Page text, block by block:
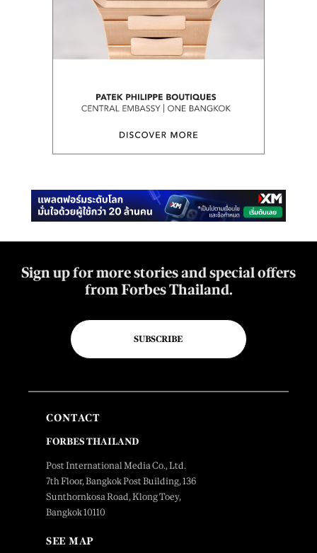
Sign up for more stories and special offers
from Forbes Thailand.
SUBSCRIBE
CONTACT
FORBES THAILAND
Post International Media Co., Ltd.
7th Floor, Bangkok Post Building, 136
Sunthornkosa Road, Klong Toey,
Bangkok 10110
SEE MAP